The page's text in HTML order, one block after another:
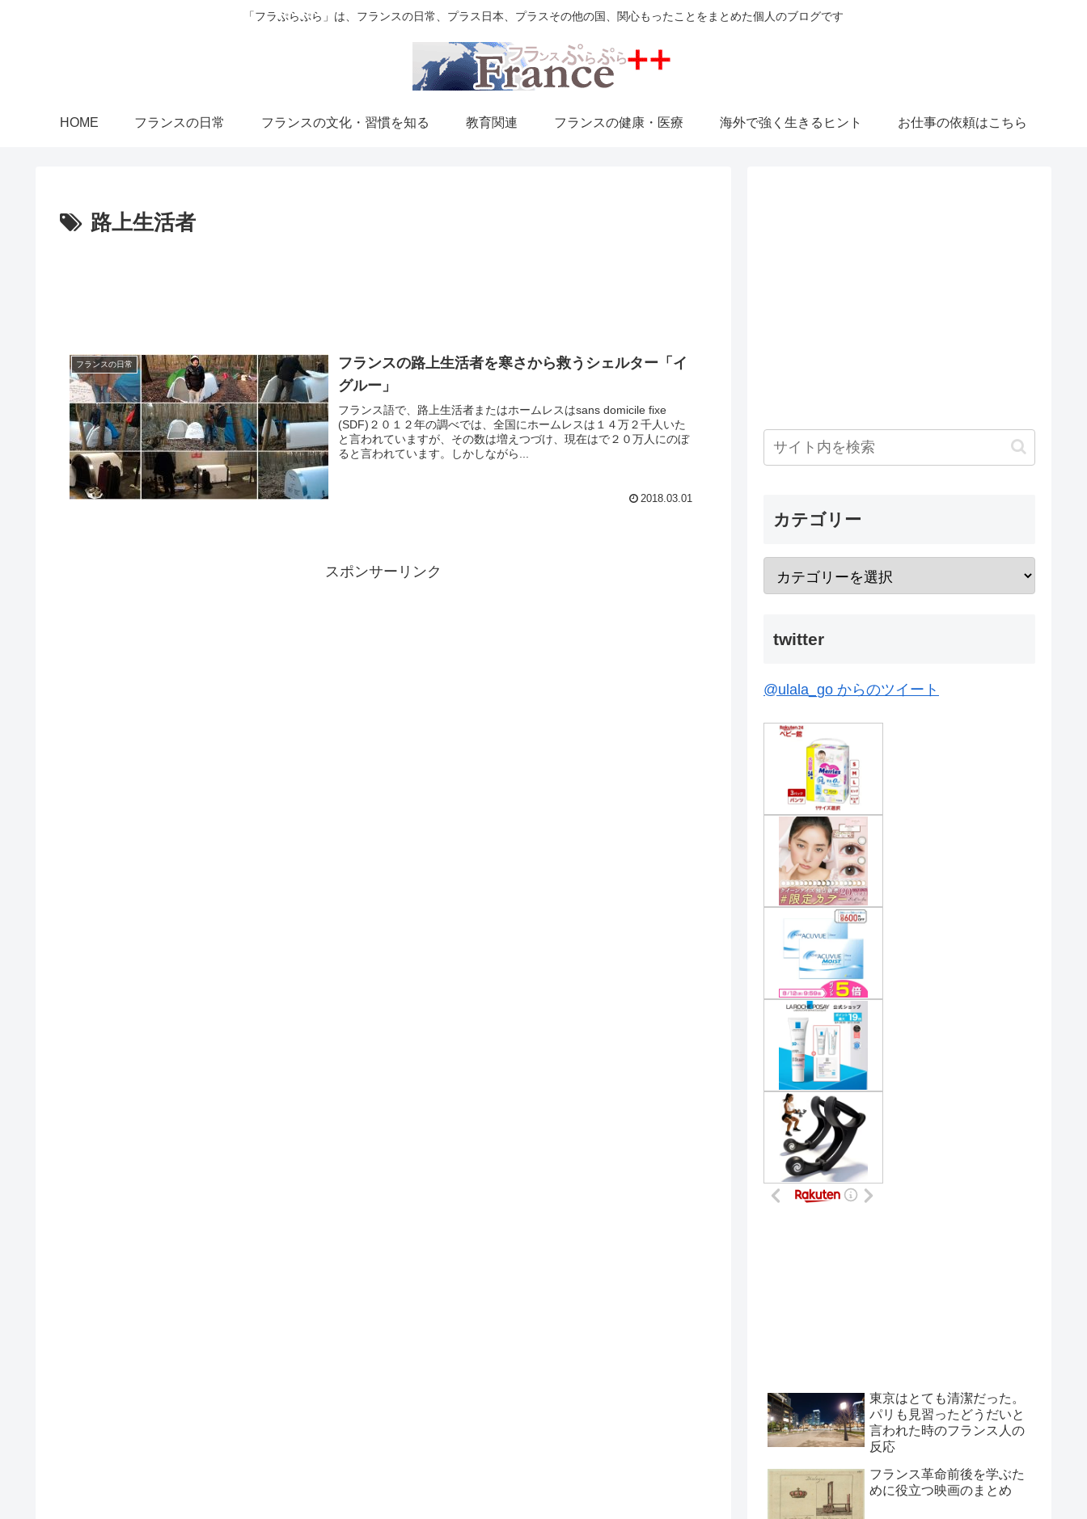
「フラぷらぷら」は、フランスの日常、プラス日本、プラスその他の国、関心もったことをまとめた個人のブログです
HOME フランスの日常 フランスの文化・習慣を知る 教育関連 フランスの健康・医療 海外で強く生きるヒント お仕事の依頼はこちら
路上生活者
フランスの日常
フランスの路上生活者を寒さから救うシェルター「イ
グルー」
フランス語で、路上生活者またはホームレスはsans domicile fixe
(SDF)２０１２年の調べでは、全国にホームレスは１４万２千人いた
と言われていますが、その数は増えつづけ、現在はで２０万人にのぼ
ると言われています。しかしながら...
2018.03.01
スポンサーリンク
カテゴリー
twitter
@ulala_go からのツイート
東京はとても清潔だった。
パリも見習ったどうだいと
言われた時のフランス人の
反応
フランス革命前後を学ぶた
めに役立つ映画のまとめ